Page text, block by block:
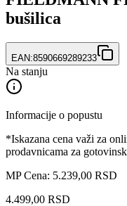
bušilica
EAN:8590669289233
Na stanju
Informacije o popustu
*Iskazana cena važi za
prodavnicama za
MP Cena: 5.239,00 RSD
4.499,00 RSD